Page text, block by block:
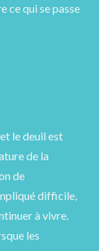
ce qui se passe
le deuil est
de la
de
difficile,
à vivre.
les